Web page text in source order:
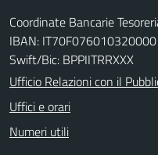
Coordinate Bancarie
IBAN:
Swift/Bic: BPPIITRRXXX
Ufficio Relazioni con il
Uffici e orari
Numeri utili